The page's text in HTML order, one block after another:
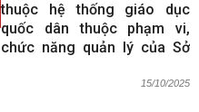
thuộc hệ thống giáo dục
quốc dân thuộc phạm vi,
chức năng quản lý của Sở
15/10/2025